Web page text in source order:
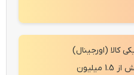
کالا (اورجینال)